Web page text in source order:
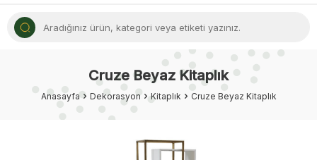
Cruze Beyaz Kitaplık
Anasayfa Dekorasyon Kitaplık Cruze Beyaz Kitaplık